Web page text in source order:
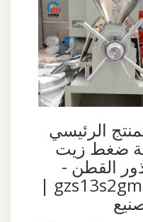
الرئيسي
ضغط زيت
القطن -
gzs13s2gm2 |